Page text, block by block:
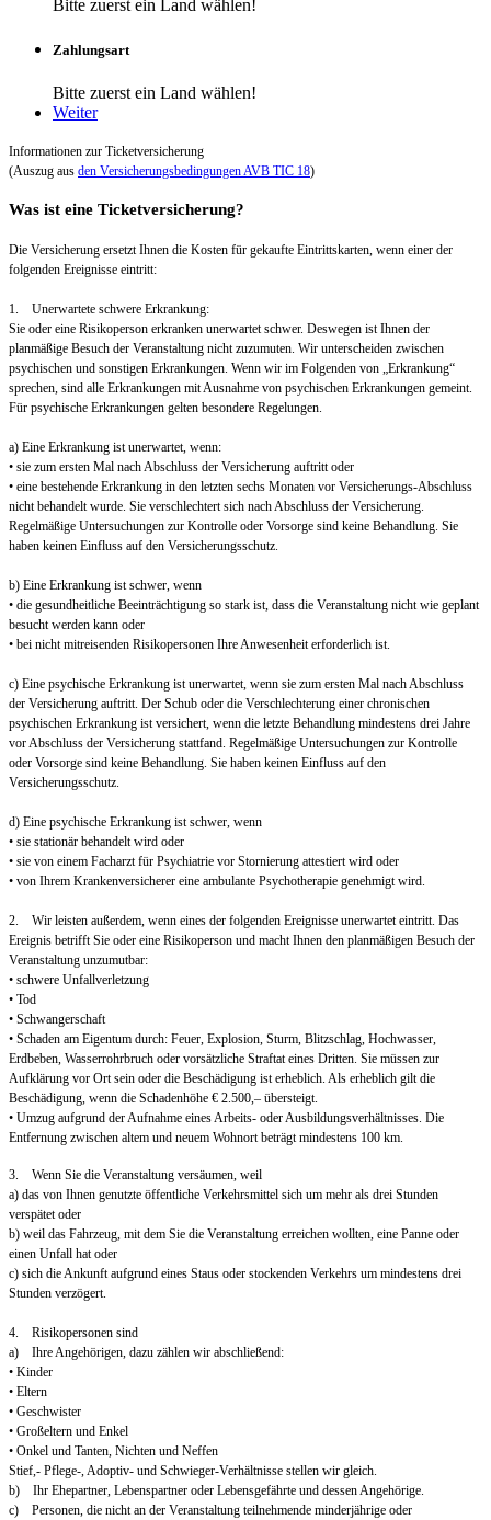
Bitte zuerst ein Land wählen!
Zahlungsart
Bitte zuerst ein Land wählen!
Weiter
Informationen zur Ticketversicherung
(Auszug aus den Versicherungsbedingungen AVB TIC 18)
Was ist eine Ticketversicherung?
Die Versicherung ersetzt Ihnen die Kosten für gekaufte Eintrittskarten, wenn einer der
folgenden Ereignisse eintritt:
1. Unerwartete schwere Erkrankung:
Sie oder eine Risikoperson erkranken unerwartet schwer. Deswegen ist Ihnen der
planmäßige Besuch der Veranstaltung nicht zuzumuten. Wir unterscheiden zwischen
psychischen und sonstigen Erkrankungen. Wenn wir im Folgenden von „Erkrankung“
sprechen, sind alle Erkrankungen mit Ausnahme von psychischen Erkrankungen gemeint.
Für psychische Erkrankungen gelten besondere Regelungen.
a) Eine Erkrankung ist unerwartet, wenn:
• sie zum ersten Mal nach Abschluss der Versicherung auftritt oder
• eine bestehende Erkrankung in den letzten sechs Monaten vor Versicherungs-Abschluss
nicht behandelt wurde. Sie verschlechtert sich nach Abschluss der Versicherung.
Regelmäßige Untersuchungen zur Kontrolle oder Vorsorge sind keine Behandlung. Sie
haben keinen Einfluss auf den Versicherungsschutz.
b) Eine Erkrankung ist schwer, wenn
• die gesundheitliche Beeinträchtigung so stark ist, dass die Veranstaltung nicht wie geplant
besucht werden kann oder
• bei nicht mitreisenden Risikopersonen Ihre Anwesenheit erforderlich ist.
c) Eine psychische Erkrankung ist unerwartet, wenn sie zum ersten Mal nach Abschluss
der Versicherung auftritt. Der Schub oder die Verschlechterung einer chronischen
psychischen Erkrankung ist versichert, wenn die letzte Behandlung mindestens drei Jahre
vor Abschluss der Versicherung stattfand. Regelmäßige Untersuchungen zur Kontrolle
oder Vorsorge sind keine Behandlung. Sie haben keinen Einfluss auf den
Versicherungsschutz.
d) Eine psychische Erkrankung ist schwer, wenn
• sie stationär behandelt wird oder
• sie von einem Facharzt für Psychiatrie vor Stornierung attestiert wird oder
• von Ihrem Krankenversicherer eine ambulante Psychotherapie genehmigt wird.
2. Wir leisten außerdem, wenn eines der folgenden Ereignisse unerwartet eintritt. Das
Ereignis betrifft Sie oder eine Risikoperson und macht Ihnen den planmäßigen Besuch der
Veranstaltung unzumutbar:
• schwere Unfallverletzung
• Tod
• Schwangerschaft
• Schaden am Eigentum durch: Feuer, Explosion, Sturm, Blitzschlag, Hochwasser,
Erdbeben, Wasserrohrbruch oder vorsätzliche Straftat eines Dritten. Sie müssen zur
Aufklärung vor Ort sein oder die Beschädigung ist erheblich. Als erheblich gilt die
Beschädigung, wenn die Schadenhöhe € 2.500,– übersteigt.
• Umzug aufgrund der Aufnahme eines Arbeits- oder Ausbildungsverhältnisses. Die
Entfernung zwischen altem und neuem Wohnort beträgt mindestens 100 km.
3. Wenn Sie die Veranstaltung versäumen, weil
a) das von Ihnen genutzte öffentliche Verkehrsmittel sich um mehr als drei Stunden
verspätet oder
b) weil das Fahrzeug, mit dem Sie die Veranstaltung erreichen wollten, eine Panne oder
einen Unfall hat oder
c) sich die Ankunft aufgrund eines Staus oder stockenden Verkehrs um mindestens drei
Stunden verzögert.
4. Risikopersonen sind
a) Ihre Angehörigen, dazu zählen wir abschließend:
• Kinder
• Eltern
• Geschwister
• Großeltern und Enkel
• Onkel und Tanten, Nichten und Neffen
Stief,- Pflege-, Adoptiv- und Schwieger-Verhältnisse stellen wir gleich.
b) Ihr Ehepartner, Lebenspartner oder Lebensgefährte und dessen Angehörige.
c) Personen, die nicht an der Veranstaltung teilnehmende minderjährige oder